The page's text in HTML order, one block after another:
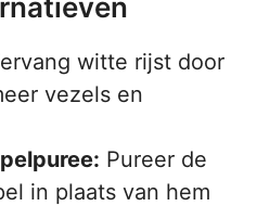
witte rijst door
vezels en
Pureer de
in plaats van hem